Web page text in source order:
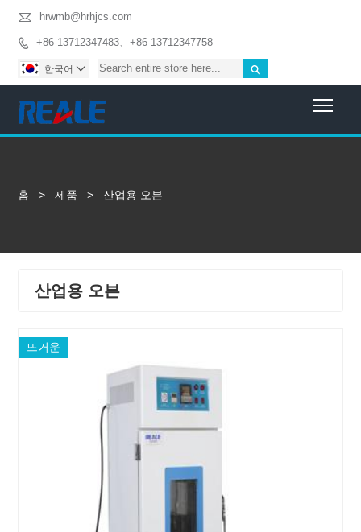
 hrwmb@hrhjcs.com
 +86-13712347483、+86-13712347758

한국어 
홈 > 제품 > 산업용 오븐
산업용 오븐
뜨거운